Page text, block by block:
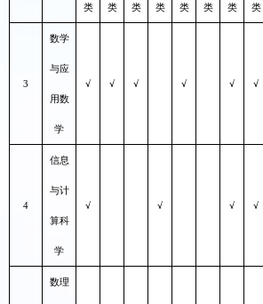
类 类 类 类 类 类 类 类
3
数学
与应
用数
学
√ √ √ √ √ √
4
信息
与计
算科
学
√ √ √ √
数理